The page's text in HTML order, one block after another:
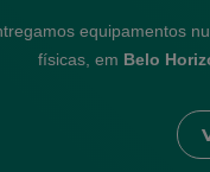
equipamentos
físicas, em Belo